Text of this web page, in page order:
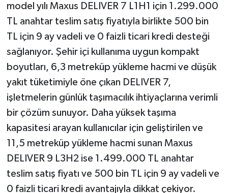
model yılı Maxus DELIVER 7 L1H1 için 1.299.000
TL anahtar teslim satış fiyatıyla birlikte 500 bin
TL için 9 ay vadeli ve 0 faizli ticari kredi desteği
sağlanıyor. Şehir içi kullanıma uygun kompakt
boyutları, 6,3 metreküp yükleme hacmi ve düşük
yakıt tüketimiyle öne çıkan DELIVER 7,
işletmelerin günlük taşımacılık ihtiyaçlarına verimli
bir çözüm sunuyor. Daha yüksek taşıma
kapasitesi arayan kullanıcılar için geliştirilen ve
11,5 metreküp yükleme hacmi sunan Maxus
DELIVER 9 L3H2 ise 1.499.000 TL anahtar
teslim satış fiyatı ve 500 bin TL için 9 ay vadeli ve
0 faizli ticari kredi avantajıyla dikkat çekiyor.